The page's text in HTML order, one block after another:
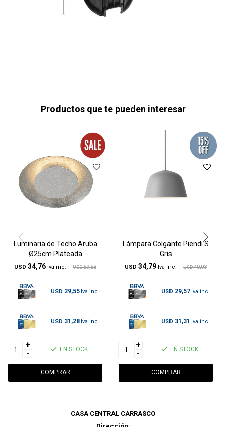
Productos que te pueden interesar
Luminaria de Techo Aruba
Ø25cm Plateada
USD 34,76 USD 69,53
USD 29,55
USD 31,28
+
-
EN STOCK
Lámpara Colgante Piendi S
Gris
USD 34,79 USD 40,93
USD 29,57
USD 31,31
+
-
EN STOCK
CASA CENTRAL CARRASCO